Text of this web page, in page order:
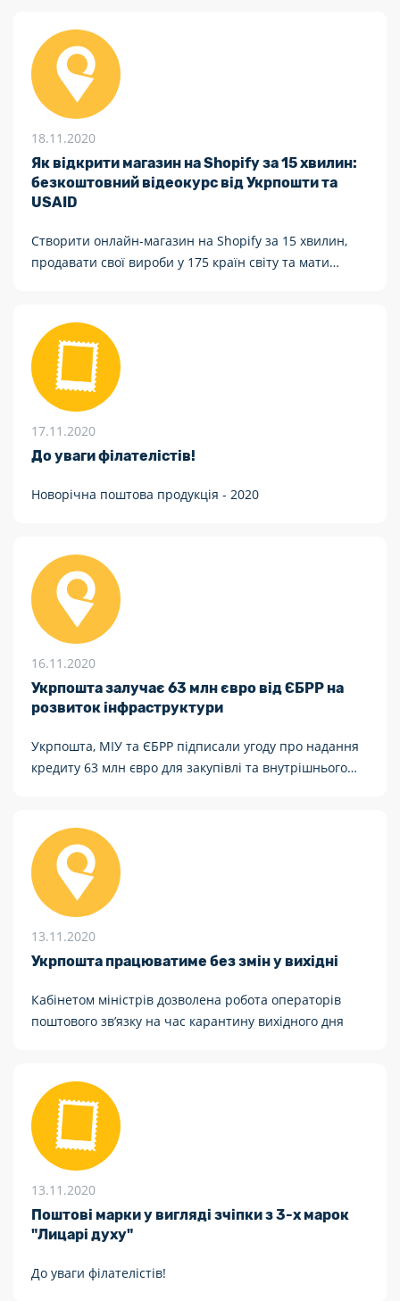
18.11.2020
Як відкрити магазин на Shopify за 15 хвилин:
безкоштовний відеокурс від Укрпошти та
USAID
Створити онлайн-магазин на Shopify за 15 хвилин,
продавати свої вироби у 175 країн світу та мати
17.11.2020
До уваги філателістів!
Новорічна поштова продукція - 2020
16.11.2020
Укрпошта залучає 63 млн євро від ЄБРР на
розвиток інфраструктури
Укрпошта, МІУ та ЄБРР підписали угоду про надання
кредиту 63 млн євро для закупівлі та внутрішнього
автоматизованих сортувальних центрів
13.11.2020
Укрпошта працюватиме без змін у вихідні
Кабінетом міністрів дозволена робота операторів
поштового зв’язку на час карантину вихідного дня
13.11.2020
Поштові марки у вигляді зчіпки з 3-х марок
"Лицарі духу"
До уваги філателістів!